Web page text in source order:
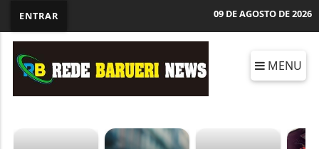
ENTRAR 09 DE AGOSTO DE 2026
MENU